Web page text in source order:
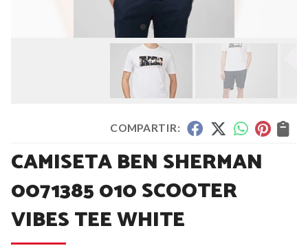
COMPARTIR:
CAMISETA BEN SHERMAN
0071385 010 SCOOTER
VIBES TEE WHITE